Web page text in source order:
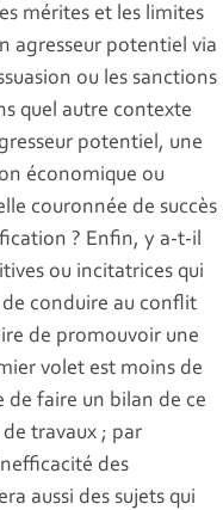
mérites et les limites
agresseur potentiel via
ou les sanctions
quel autre contexte
potentiel, une
économique ou
couronnée de succès
? Enfin, y a-t-il
ou incitatrices qui
conduire au conflit
de promouvoir une
volet est moins de
de faire un bilan de ce
de travaux ; par
des
aussi des sujets qui